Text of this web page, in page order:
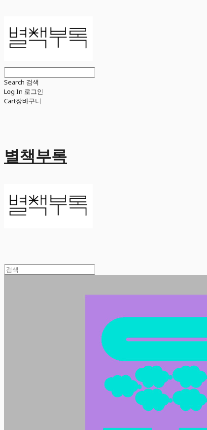
Search 검색
Log In 로그인
Cart장바구니
별책부록